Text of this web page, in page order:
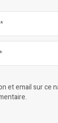
et email sur ce